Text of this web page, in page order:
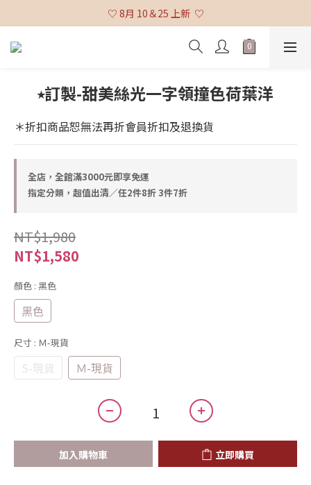
♡ 全館消費滿 $3,000 免運 (不含貨到付款及海外配送) ♡
♡ 8月 10＆25 上新  ♡
♡ 全館消費滿 $3,000 免運 (不含貨到付款及海外配送) ♡
⭒訂製-甜美絲光一字領撞色荷葉洋
＊折扣商品恕無法再折會員折扣及退換貨
全店，全館滿3000元即享免運
指定分類，超值出清／任2件8折 3件7折
NT$1,980
NT$1,580
顏色 : 黑色
黑色
尺寸 : Ｍ-現貨
S-現貨 Ｍ-現貨
加入購物車 立即購買